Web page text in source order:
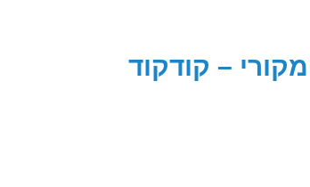
– קודקוד